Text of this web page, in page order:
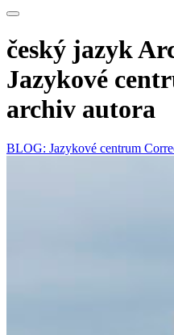
český jazyk
Jazykové
archiv autora
BLOG: Jazykové centrum